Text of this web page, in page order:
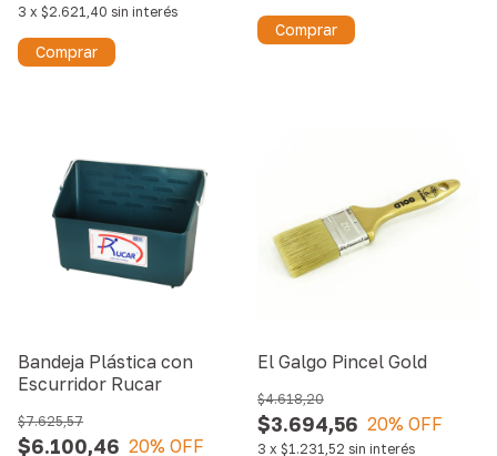
3 x $2.621,40 sin interés
Comprar
Comprar
Bandeja Plástica con
Escurridor Rucar
$6.100,46
$7.625,57
20% OFF
El Galgo Pincel Gold
$3.694,56
$4.618,20
20% OFF
3 x $1.231,52 sin interés